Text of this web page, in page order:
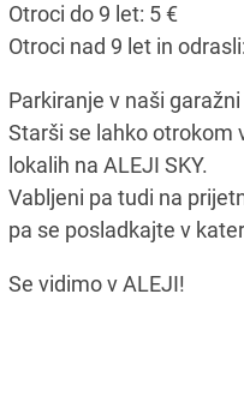
Otroci do 9 let: 5 €
Otroci nad 9 let in
Parkiranje v naši
Starši se lahko otrokom
lokalih na ALEJI SKY.
Vabljeni pa tudi na
pa se posladkajte v
Se vidimo v ALEJI!